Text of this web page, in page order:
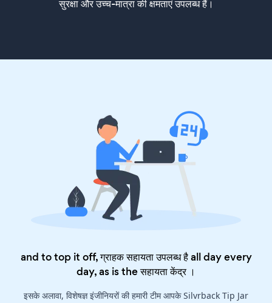
सुरक्षा और उच्च-मात्रा की क्षमताएं उपलब्ध हैं।
and to top it off, ग्राहक सहायता उपलब्ध है all day every
day, as is theसहायता केंद्र।
इसके अलावा, विशेषज्ञ इंजीनियरों की हमारी टीम आपके Silvrback Tip Jar